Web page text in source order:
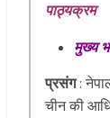
पाठ्यक्रम
मुख्य
प्रसंग:
चीन की